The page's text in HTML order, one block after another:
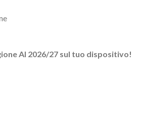
AI 2026/27 sul tuo dispositivo!